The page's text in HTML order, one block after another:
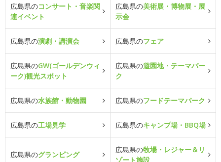
広島県のコンサート・音楽関
連イベント
広島県の美術展・博物展・展
示会
広島県の演劇・講演会 広島県のフェア
広島県のGW(ゴールデンウィ
ーク)観光スポット
広島県の遊園地・テーマパー
ク
広島県の水族館・動物園 広島県のフードテーマパーク
広島県の工場見学 広島県のキャンプ場・BBQ場
広島県のグランピング
広島県の牧場・レジャー＆リ
ゾート施設